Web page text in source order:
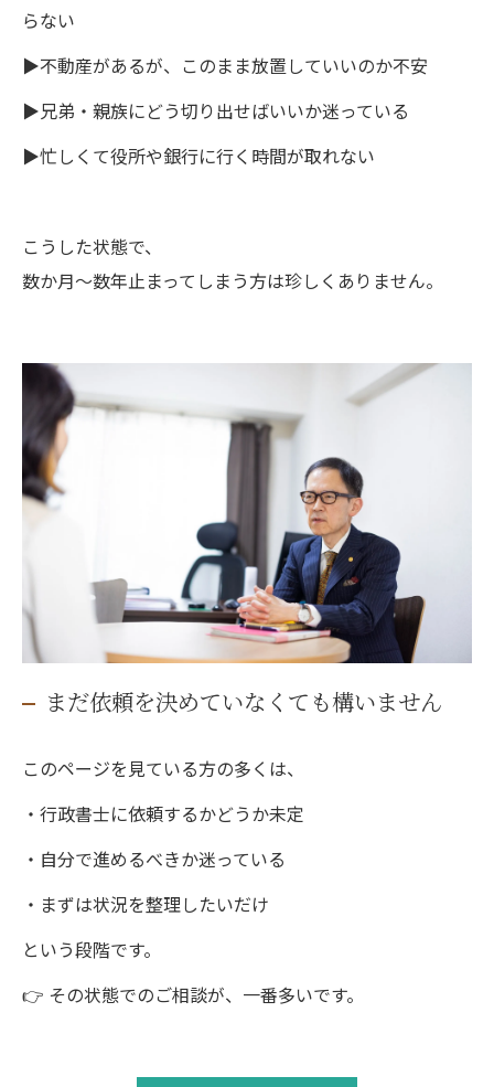
らない
▶不動産があるが、このまま放置していいのか不安
▶兄弟・親族にどう切り出せばいいか迷っている
▶忙しくて役所や銀行に行く時間が取れない
こうした状態で、
数か月〜数年止まってしまう方は珍しくありません。
まだ依頼を決めていなくても構いません
このページを見ている方の多くは、
・行政書士に依頼するかどうか未定
・自分で進めるべきか迷っている
・まずは状況を整理したいだけ
という段階です。
👉 その状態でのご相談が、一番多いです。